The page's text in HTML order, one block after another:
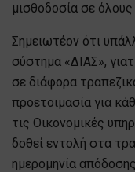
μισθοδοσία σε
Σημειωτέον ότι
σύστημα «ΔΙΑΣ»,
σε διάφορα
προετοιμασία για
τις Οικονομικές
δοθεί εντολή στα
ημερομηνία